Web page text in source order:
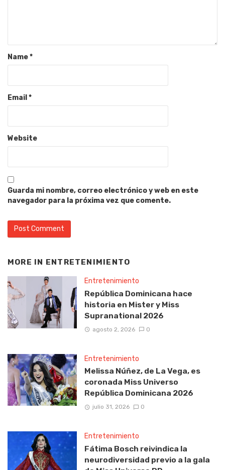
Name*
Email *
Website
Guarda mi nombre, correo electrónico y web en este
navegador para la próxima vez que comente.
MORE IN ENTRETENIMIENTO
Entretenimiento
República Dominicana hace
historia en Mister y Miss
Supranational 2026
agosto 2, 2026 0
Entretenimiento
Melissa Núñez, de La Vega, es
coronada Miss Universo
República Dominicana 2026
julio 31, 2026 0
Entretenimiento
Fátima Bosch reivindica la
neurodiversidad previo a la gala